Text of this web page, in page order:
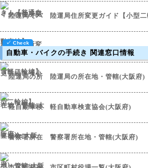
陸運局住所変更ガイド【小型二
自動車・バイクの手続き 関連窓口情報
陸運局の所在地・管轄(大阪府)
軽自動車検査協会(大阪府)
警察署所在地・管轄(大阪府)